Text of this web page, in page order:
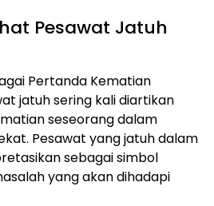
Pesawat Jatuh
Pertanda Kematian
jatuh sering kali diartikan
seseorang dalam
Pesawat yang jatuh dalam
sebagai simbol
yang akan dihadapi